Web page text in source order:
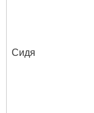
Сидя